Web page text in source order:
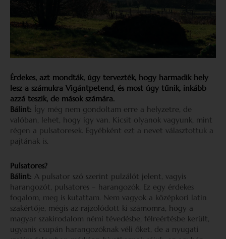
Érdekes, azt mondták, úgy tervezték, hogy harmadik hely
lesz a számukra Vigántpetend, és most úgy tűnik, inkább
azzá teszik, de mások számára.
Bálint: Így még nem gondoltam erre a helyzetre, de
valóban, lehet, hogy így van. Kicsit olyanok vagyunk, mint
régen a pulsatoresek. Egyébként ezt a nevet választottuk a
pajtának is.
Pulsatores?
Bálint: A pulsator szó szerint pulzálót jelent, vagyis
harangozót, pulsatores – harangozók. Ez egy érdekes
fogalom, meg is kutattam. Nem vagyok a középkori latin
szakértője, mégis az rajzolódott ki számomra, hogy a
magyar szakirodalom némi tévedésbe, félreértésbe került,
ugyanis csupán harangozóknak véli őket, de a nyugati